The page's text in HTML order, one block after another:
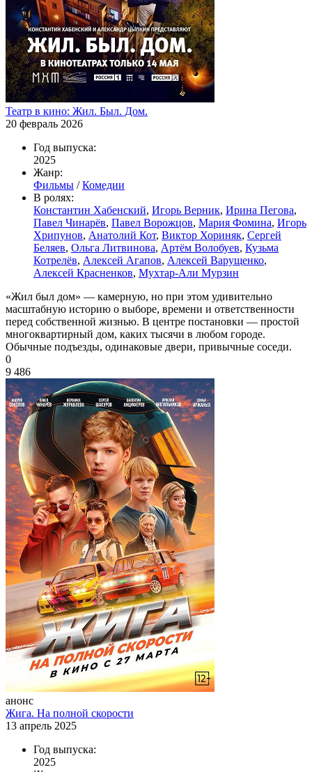
Театр в кино: Жил. Был. Дом.
20 февраль 2026
Год выпуска:
2025
Жанр:
Фильмы /Комедии
В ролях:
Константин Хабенский, Игорь Верник, Ирина Пегова,
Павел Чинарёв, Павел Ворожцов, Мария Фомина, Игорь
Хрипунов, Анатолий Кот, Виктор Хориняк, Сергей
Беляев, Ольга Литвинова, Артём Волобуев, Кузьма
Котрелёв, Алексей Агапов, Алексей Варущенко,
Алексей Красненков, Мухтар-Али Мурзин
«Жил был дом» — камерную, но при этом удивительно
масштабную историю о выборе, времени и ответственности
перед собственной жизнью. В центре постановки — простой
многоквартирный дом, каких тысячи в любом городе.
Обычные подъезды, одинаковые двери, привычные соседи.
0
9 486
анонс
Жига. На полной скорости
13 апрель 2025
Год выпуска:
2025